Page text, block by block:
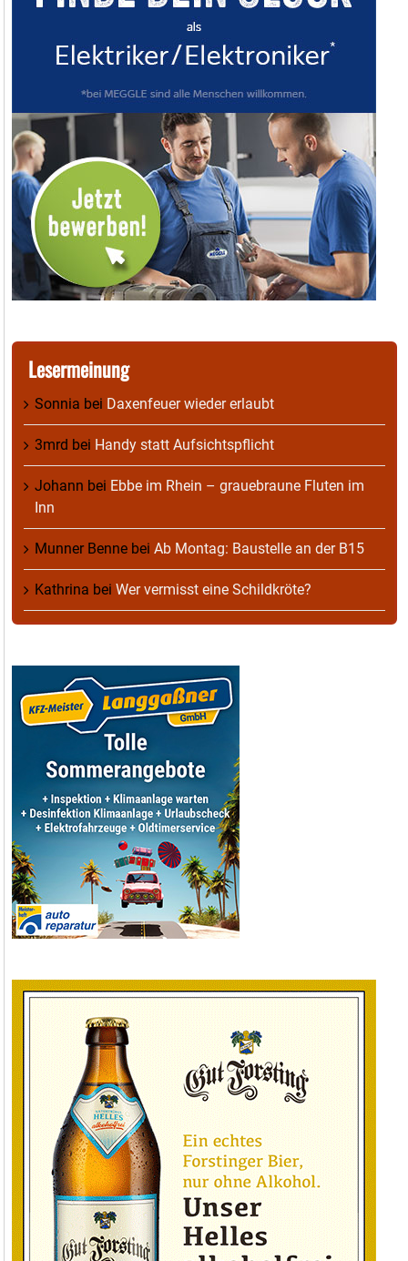
Lesermeinung
Sonnia bei Daxenfeuer wieder erlaubt
3mrd bei Handy statt Aufsichtspflicht
Johann bei Ebbe im Rhein – grauebraune Fluten im
Inn
Munner Benne bei Ab Montag: Baustelle an der B15
Kathrina bei Wer vermisst eine Schildkröte?